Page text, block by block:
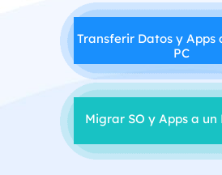
Transferir Datos y Apps
PC
Migrar SO y Apps a un